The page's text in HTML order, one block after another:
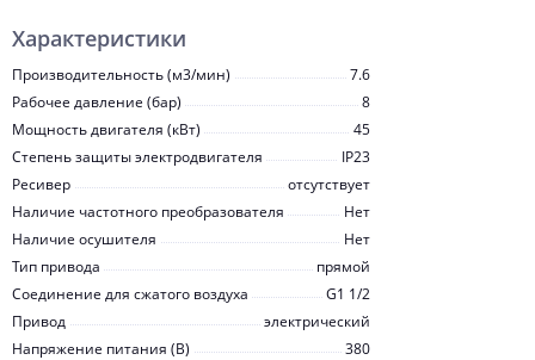
Характеристики
Производительность (м3/мин)
7.6
Рабочее давление (бар)
8
Мощность двигателя (кВт)
45
Степень защиты электродвигателя
IP23
Ресивер
отсутствует
Наличие частотного преобразователя
Нет
Наличие осушителя
Нет
Тип привода
прямой
Соединение для сжатого воздуха
G1 1/2
Привод
электрический
Напряжение питания (В)
380